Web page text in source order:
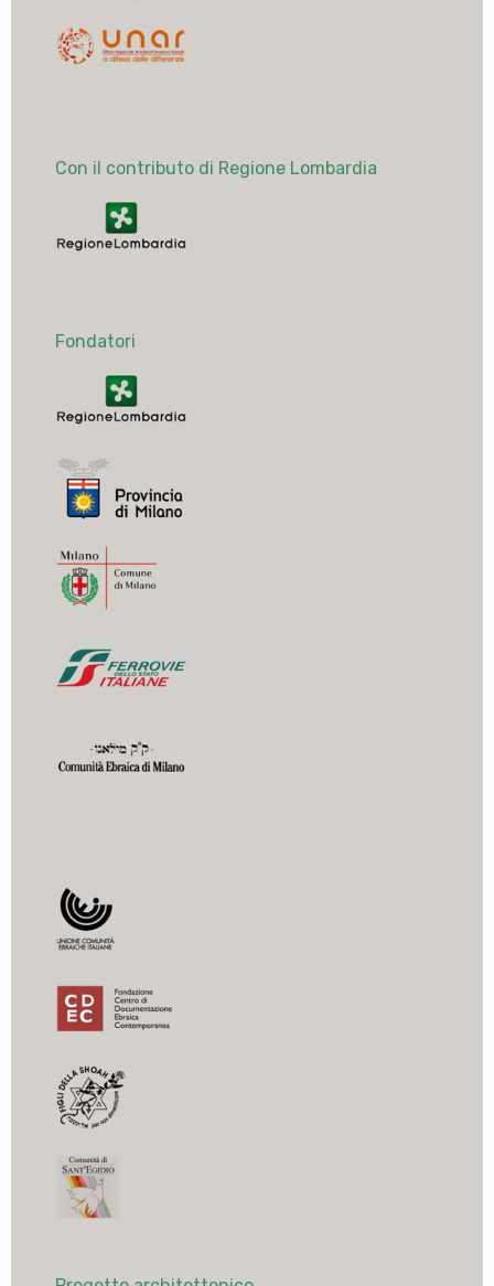
Con il contributo di Regione Lombardia
Fondatori